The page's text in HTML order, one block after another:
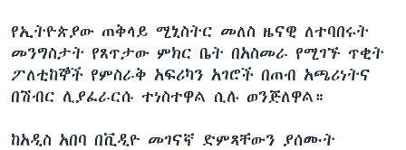
የኢትዮጵያው ጠቅላይ ሚኒስትር መለስ ዜናዊ ለተባበሩት
መንግስታት የጸጥታው ምክር ቤት በአስመራ የሚገኙ ጥቂት
ፖለቲከኞች የምስራቅ አፍሪካን አገሮች በጠብ አጫሪነትና
በሽብር ሊያፈራርሱ ተነስተዋል ሲሉ ወንጅለዋል።
ከአዲስ አበባ በቪዲዮ መገናኛ ድምጻቸውን ያሰሙት